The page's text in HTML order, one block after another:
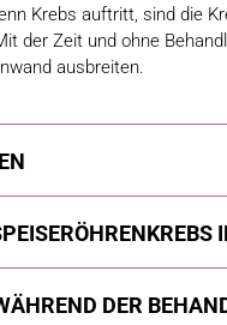
Krebs auftritt, sind die
der Zeit und ohne
ausbreiten.
DER